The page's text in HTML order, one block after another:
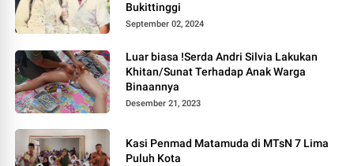
Bukittinggi
September 02, 2024
Luar biasa !Serda Andri Silvia Lakukan
Khitan/Sunat Terhadap Anak Warga
Binaannya
Desember 21, 2023
Kasi Penmad Matamuda di MTsN 7 Lima
Puluh Kota